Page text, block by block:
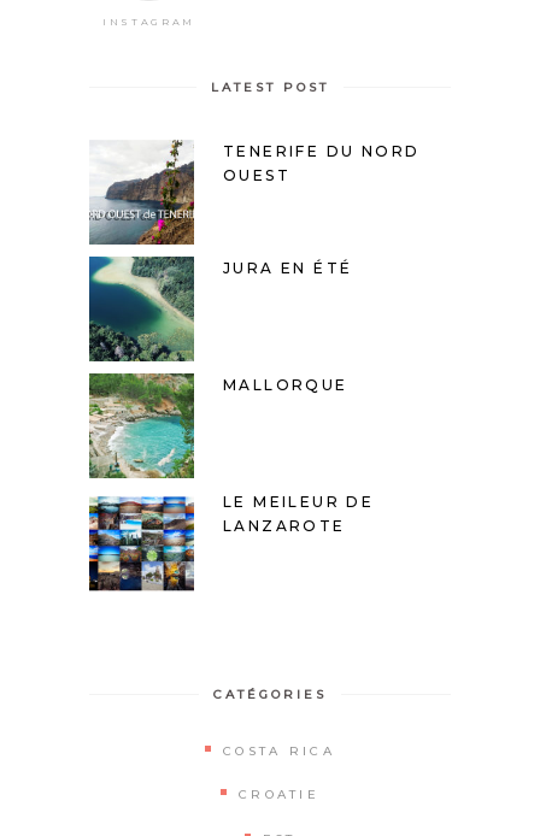
INSTAGRAM
LATEST POST
TENERIFE DU NORD
OUEST
JURA EN ÉTÉ
MALLORQUE
LE MEILEUR DE
LANZAROTE
CATÉGORIES
COSTA RICA
CROATIE